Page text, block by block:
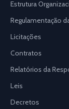
Estrutura
Regulamentação
Licitações
Contratos
Relatórios da
Leis
Decretos